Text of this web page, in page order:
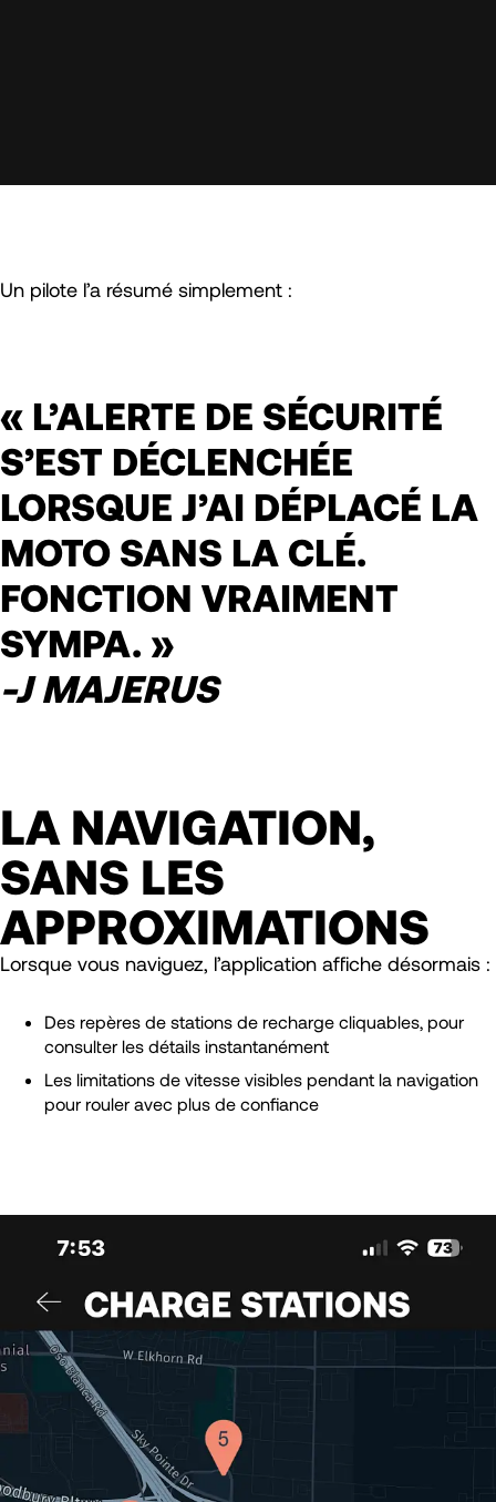
Un pilote l’a résumé simplement :
« L’ALERTE DE SÉCURITÉ
S’EST DÉCLENCHÉE
LORSQUE J’AI DÉPLACÉ LA
MOTO SANS LA CLÉ.
FONCTION VRAIMENT
SYMPA. »
-J MAJERUS
LA NAVIGATION,
SANS LES
APPROXIMATIONS
Lorsque vous naviguez, l’application affiche désormais :
Des repères de stations de recharge cliquables, pour
consulter les détails instantanément
Les limitations de vitesse visibles pendant la navigation
pour rouler avec plus de confiance